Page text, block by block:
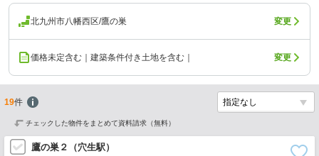
北九州市八幡西区/鷹の巣 変更
価格未定含む｜建築条件付き土地を含む｜ 変更
19件
チェックした物件をまとめて資料請求（無料）
鷹の巣２（穴生駅）